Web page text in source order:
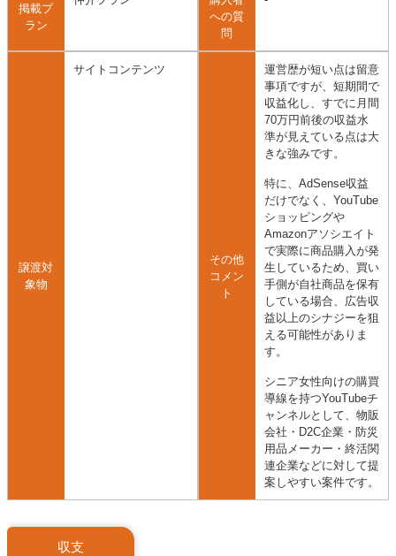
掲載プ
ラン
への質
問
譲渡対
象物
サイトコンテンツ
その他
コメン
ト
運営歴が短い点は留意
事項ですが、短期間で
収益化し、すでに月間
70万円前後の収益水
準が見えている点は大
きな強みです。
特に、AdSense収益
だけでなく、YouTube
ショッピングや
Amazonアソシエイト
で実際に商品購入が発
生しているため、買い
手側が自社商品を保有
している場合、広告収
益以上のシナジーを狙
える可能性がありま
す。
シニア女性向けの購買
導線を持つYouTubeチ
ャンネルとして、物販
会社・D2C企業・防災
用品メーカー・終活関
連企業などに対して提
案しやすい案件です。
収支